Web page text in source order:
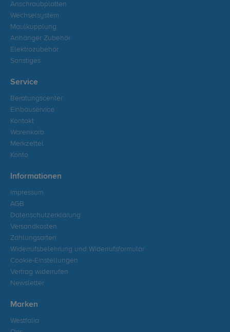
Anschraubplatten
Wechselsystem
Maulkupplung
Anhänger Zubehör
Elektrozubehör
Sonstiges
Service
Beratungscenter
Einbauservice
Kontakt
Warenkorb
Merkzettel
Konto
Informationen
Impressum
AGB
Datenschutzerklärung
Versandkosten
Zahlungsarten
Widerrufsbelehrung und Widerrufsformular
Cookie-Einstellungen
Vertrag widerrufen
Newsletter
Marken
Westfalia